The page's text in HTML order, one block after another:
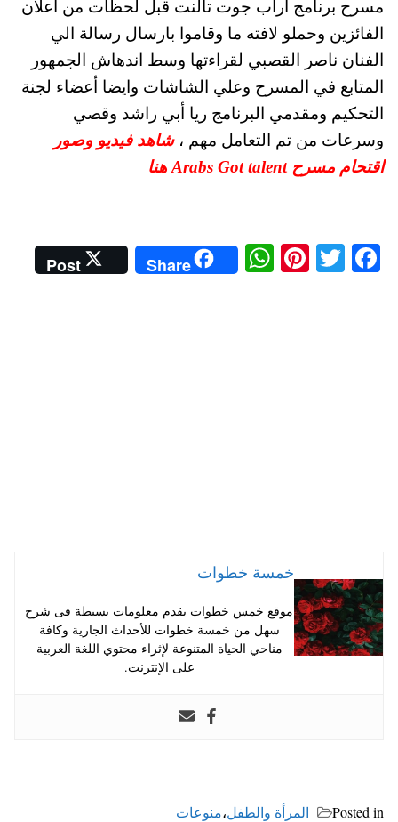
مسرح برنامج آراب جوت تالنت قبل لحظات من اعلان
الفائزين وحملو لافته ما وقاموا بارسال رسالة الي
الفنان ناصر القصبي لقراءتها وسط اندهاش الجمهور
المتابع في المسرح وعلي الشاشات وايضا أعضاء لجنة
التحكيم ومقدمي البرنامج ريا أبي راشد وقصي
وسرعات من تم التعامل مهم ،شاهد فيديو وصور
اقتحام مسرح Arabs Got talent هنا
Fa
T
Pi
W
ha
Share
Post
خمسة خطوات
موقع خمس خطوات يقدم معلومات بسيطة فى شرح
سهل من خمسة خطوات للأحداث الجارية وكافة
مناحي الحياة المتنوعة لإثراء محتوي اللغة العربية
على الإنترنت.
Posted in المرأة والطفل،منوعات